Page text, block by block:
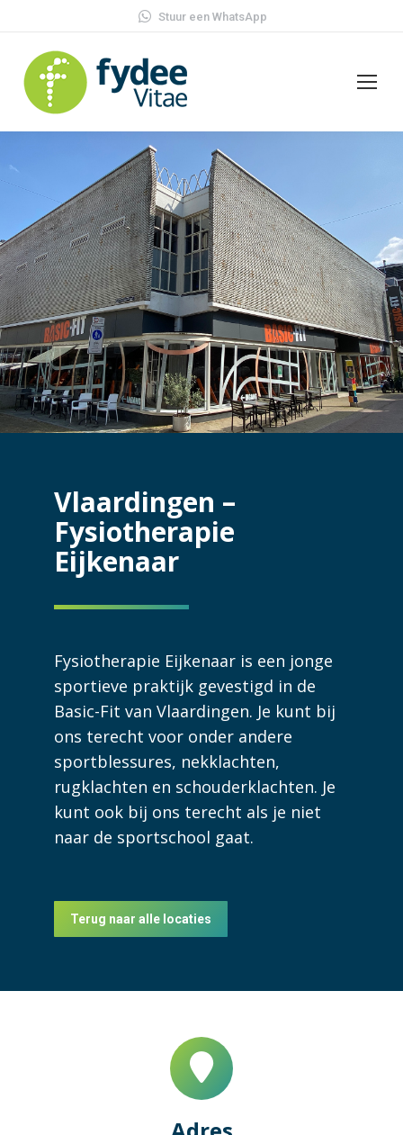
Stuur een WhatsApp
Vlaardingen –
Fysiotherapie
Eijkenaar
Fysiotherapie Eijkenaar is een jonge
sportieve praktijk gevestigd in de
Basic-Fit van Vlaardingen. Je kunt bij
ons terecht voor onder andere
sportblessures, nekklachten,
rugklachten en schouderklachten. Je
kunt ook bij ons terecht als je niet
naar de sportschool gaat.
Terug naar alle locaties